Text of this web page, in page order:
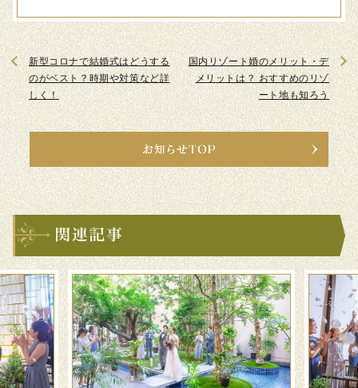
新型コロナで結婚式はどうする
のがベスト？時期や対策など詳
しく！
国内リゾート婚のメリット・デ
メリットは？ おすすめのリゾ
ート地も知ろう